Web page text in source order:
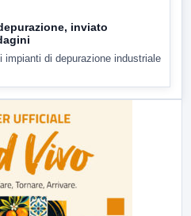
inviato
impianti di depurazione industriale